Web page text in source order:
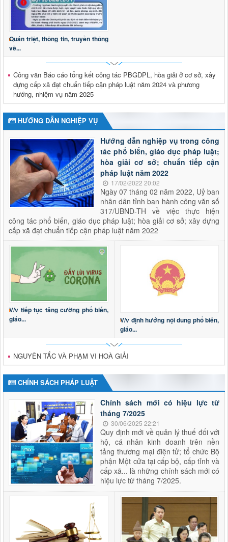
2973/KH-UBND
Triển khai tổng rà soát hệ thống văn bản quy phạm pháp
luật trên địa bàn tỉnh Lai Châu
Thời gian đăng: 28/04/2026
Thông báo tuyển dụng viên chức
Thông báo tuyển dụng viên chức trong đơn vị sự nghiệp
công lập thuộc Sở Tư pháp tỉnh Lai Châu năm 2026
Thời gian đăng: 29/01/2026
2624/QĐ-UBND
Quyết định thành lập Hội đồng phối hợp phổ biến, giáo dục
pháp luật tỉnh Lai Châu
Thời gian đăng: 15/10/2025
lượt xem: 503 | lượt tải:285
Quán triệt, thông tin, truyền thông
về...
Công văn Báo cáo tổng kết công tác PBGDPL, hòa giải ở cơ sở, xây
dựng cấp xã đạt chuẩn tiếp cận pháp luật năm 2024 và phương
hướng, nhiệm vụ năm 2025
HƯỚNG DẪN NGHIỆP VỤ
Hướng dẫn nghiệp vụ trong công
tác phổ biến, giáo dục pháp luật;
hòa giải cơ sở; chuẩn tiếp cận
pháp luật năm 2022
17/02/2022 20:02
Ngày 07 tháng 02 năm 2022, Uỷ ban
nhân dân tỉnh ban hành công văn số
317/UBND-TH về việc thực hiện
công tác phổ biến, giáo dục pháp luật; hòa giải cơ sở; xây dựng
cấp xã đạt chuẩn tiếp cận pháp luật năm 2022
V/v tiếp tục tăng cường phổ biến,
giáo...
V/v định hướng nội dung phổ biến,
giáo...
NGUYÊN TẮC VÀ PHẠM VI HOÀ GIẢI
CHÍNH SÁCH PHÁP LUẬT
Chính sách mới có hiệu lực từ
tháng 7/2025
30/06/2025 22:21
Quy định mới về quản lý thuế đối với
hộ, cá nhân kinh doanh trên nền
tảng thương mại điện tử; tổ chức Bộ
phận Một cửa tại cấp bộ, cấp tỉnh và
cấp xã... là những chính sách mới có
hiệu lực từ tháng 7/2025.